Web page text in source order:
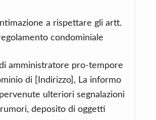
a rispettare gli artt.
condominiale
amministratore pro-tempore
di [Indirizzo], La informo
ulteriori segnalazioni
deposito di oggetti